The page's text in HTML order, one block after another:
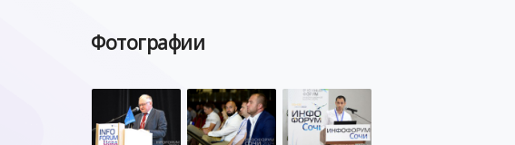
Фотографии